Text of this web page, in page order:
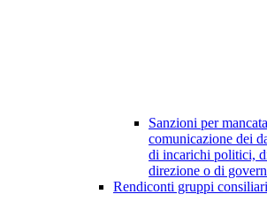
Sanzioni per
comunicazione dei
di incarichi politici,
direzione o di
Rendiconti gruppi